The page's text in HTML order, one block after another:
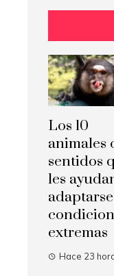
Los 10
animales
sentidos
les
extremas
Hace 23